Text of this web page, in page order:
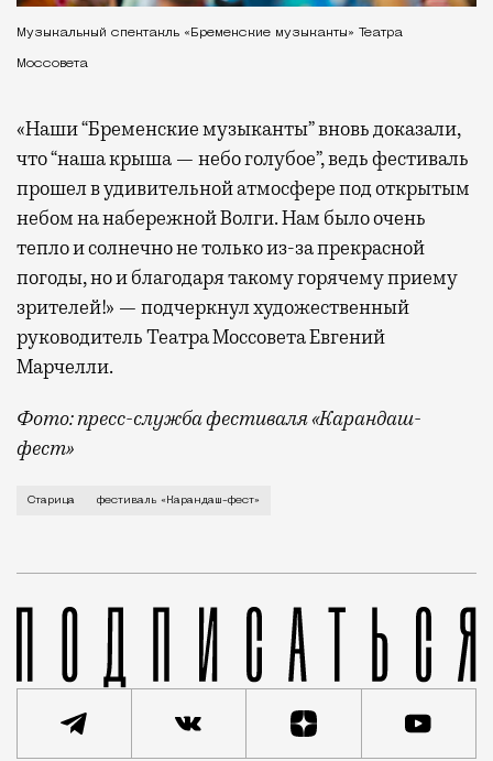
Музыкальный спектакль «Бременские музыканты» Театра
Моссовета
«Наши “Бременские музыканты” вновь доказали,
что “наша крыша — небо голубое”, ведь фестиваль
прошел в удивительной атмосфере под открытым
небом на набережной Волги. Нам было очень
тепло и солнечно не только из-за прекрасной
погоды, но и благодаря такому горячему приему
зрителей!» — подчеркнул художественный
руководитель Театра Моссовета Евгений
Марчелли.
Фото: пресс-служба фестиваля «Карандаш-
фест»
В минувший уикенд маленькая Старица в
Старица фестиваль «Карандаш-фест»